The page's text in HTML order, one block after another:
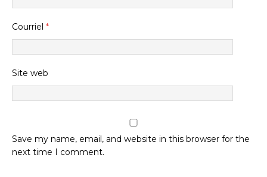
Courriel *
Site web
Save my name, email, and website in this browser for the
next time I comment.